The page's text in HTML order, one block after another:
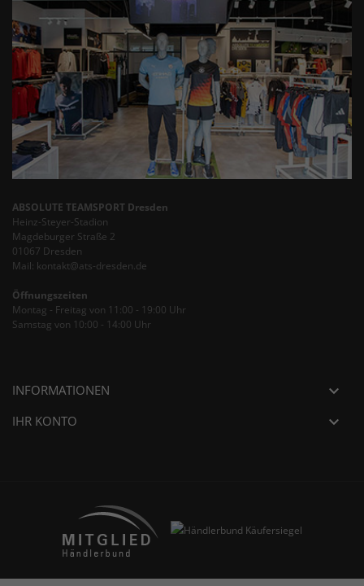
ABSOLUTE TEAMSPORT Dresden
Heinz-Steyer-Stadion
Magdeburger Straße 2
01067 Dresden
Mail: kontakt@ats-dresden.de
Öffnungszeiten
Montag - Freitag von 11:00 - 19:00 Uhr
Samstag von 10:00 - 14:00 Uhr
INFORMATIONEN 
IHR KONTO 